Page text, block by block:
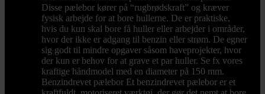
Disse pælebor kører på “rugbrødskraft” og kræver
fysisk arbejde for at bore hullerne. De er praktiske,
hvis du kun skal bore få huller eller arbejder i områder,
hvor der ikke er adgang til benzin eller strøm. De egner
sig godt til mindre opgaver såsom haveprojekter, hvor
der kun er behov for at grave et par huller. Se fx vores
kraftige håndmodel med en diameter på 150 mm.
Benzindrevet pælebor Et benzindrevet pælebor er et